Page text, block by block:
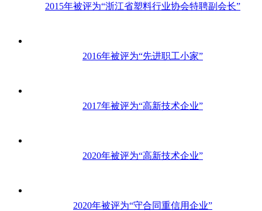
2015年被评为“浙江省塑料行业协会特聘副会长”
2016年被评为“先进职工小家”
2017年被评为“高新技术企业”
2020年被评为“高新技术企业”
2020年被评为“守合同重信用企业”